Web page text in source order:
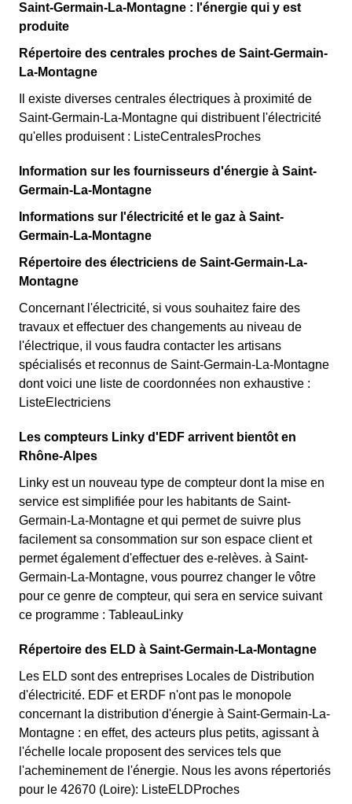
Saint-Germain-La-Montagne : l'énergie qui y est
produite
Répertoire des centrales proches de Saint-Germain-
La-Montagne
Il existe diverses centrales électriques à proximité de
Saint-Germain-La-Montagne qui distribuent l'électricité
qu'elles produisent : ListeCentralesProches
Information sur les fournisseurs d'énergie à Saint-
Germain-La-Montagne
Informations sur l'électricité et le gaz à Saint-
Germain-La-Montagne
Répertoire des électriciens de Saint-Germain-La-
Montagne
Concernant l'électricité, si vous souhaitez faire des
travaux et effectuer des changements au niveau de
l'électrique, il vous faudra contacter les artisans
spécialisés et reconnus de Saint-Germain-La-Montagne
dont voici une liste de coordonnées non exhaustive :
ListeElectriciens
Les compteurs Linky d'EDF arrivent bientôt en
Rhône-Alpes
Linky est un nouveau type de compteur dont la mise en
service est simplifiée pour les habitants de Saint-
Germain-La-Montagne et qui permet de suivre plus
facilement sa consommation sur son espace client et
permet également d'effectuer des e-relèves. à Saint-
Germain-La-Montagne, vous pourrez changer le vôtre
pour ce genre de compteur, qui sera en service suivant
ce programme : TableauLinky
Répertoire des ELD à Saint-Germain-La-Montagne
Les ELD sont des entreprises Locales de Distribution
d'électricité. EDF et ERDF n'ont pas le monopole
concernant la distribution d'énergie à Saint-Germain-La-
Montagne : en effet, des acteurs plus petits, agissant à
l'échelle locale proposent des services tels que
l'acheminement de l'énergie. Nous les avons répertoriés
pour le 42670 (Loire): ListeELDProches